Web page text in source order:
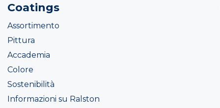
Coatings
Assortimento
Pittura
Accademia
Colore
Sostenibilità
Informazioni su Ralston